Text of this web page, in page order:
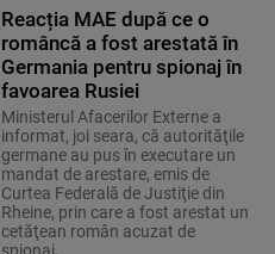
Reacția MAE după ce o
româncă a fost arestată în
Germania pentru spionaj în
favoarea Rusiei
Ministerul Afacerilor Externe a
informat, joi seara, că autorităţile
germane au pus în executare un
mandat de arestare, emis de
Curtea Federală de Justiţie din
Rheine, prin care a fost arestat un
cetăţean român acuzat de
spionaj.